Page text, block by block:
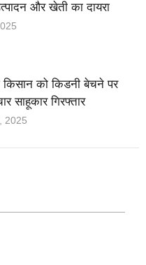
और खेती का दायरा
को किडनी बेचने पर
साहूकार गिरफ्तार
2025